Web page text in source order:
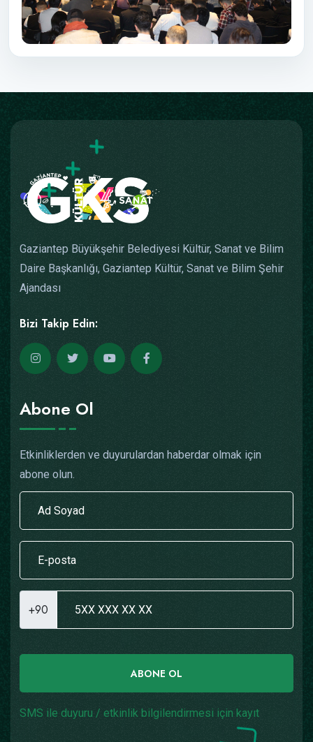
Gaziantep Büyükşehir Belediyesi Kültür, Sanat ve Bilim
Daire Başkanlığı, Gaziantep Kültür, Sanat ve Bilim Şehir
Ajandası
Bizi Takip Edin:
Abone Ol
Etkinliklerden ve duyurulardan haberdar olmak için
abone olun.
+90
ABONE OL
SMS ile duyuru / etkinlik bilgilendirmesi için kayıt